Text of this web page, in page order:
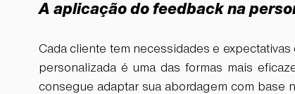
A aplicação do feedback na
Cada cliente tem necessidades e
personalizada é uma das formas mais
consegue adaptar sua abordagem com base